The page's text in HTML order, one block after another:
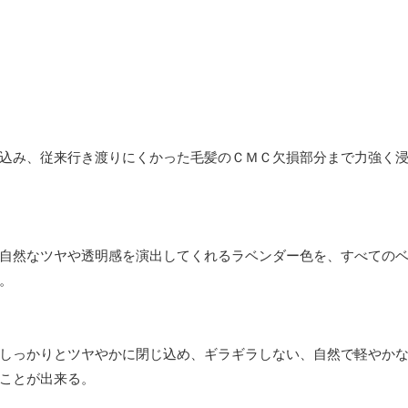
み、従来行き渡りにくかった毛髪のＣＭＣ欠損部分まで力強く
然なツヤや透明感を演出してくれるラベンダー色を、すべての
っかりとツヤやかに閉じ込め、ギラギラしない、自然で軽やか
とが出来る。